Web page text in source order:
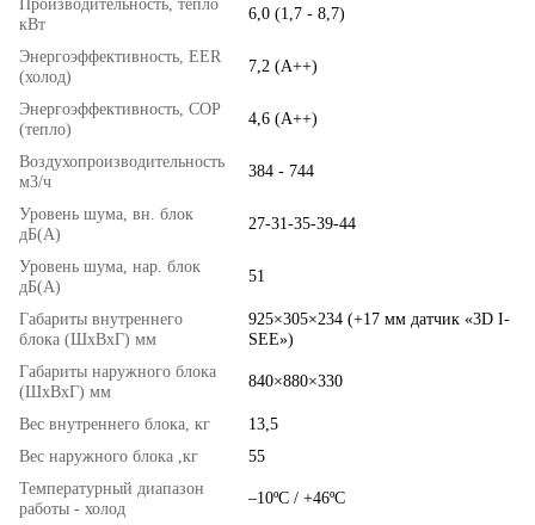
Производительность, тепло
кВт
6,0 (1,7 - 8,7)
Энергоэффективность, EER
(холод)
7,2 (A++)
Энергоэффективность, COP
(тепло)
4,6 (A++)
Воздухопроизводительность
м3/ч
384 - 744
Уровень шума, вн. блок
дБ(А)
27-31-35-39-44
Уровень шума, нар. блок
дБ(А)
51
Габариты внутреннего
блока (ШхВхГ) мм
925×305×234 (+17 мм датчик «3D I-
SEE»)
Габариты наружного блока
(ШхВхГ) мм
840×880×330
Вес внутреннего блока, кг
13,5
Вес наружного блока ,кг
55
Температурный диапазон
работы - холод
–10ºC / +46ºC